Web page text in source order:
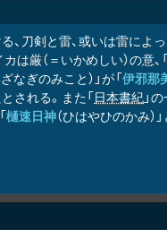
、刀剣と雷、或いは雷によ
は厳（＝いかめしい）の意
ざなぎのみこと）」が「伊邪那
される。また「日本書紀」
樋速日神（ひはやひのかみ）」